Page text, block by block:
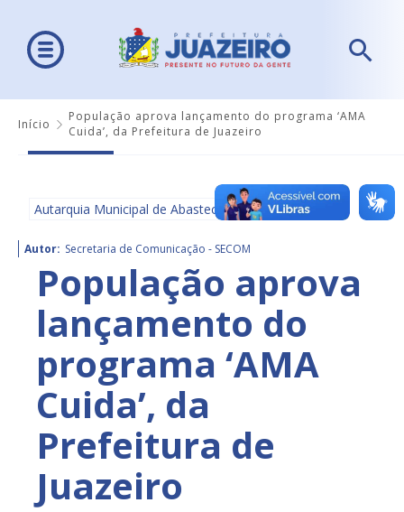
Início
População aprova lançamento do programa ‘AMA
Cuida’, da Prefeitura de Juazeiro
Autarquia Municipal de Abastecimento - AMA
Autor: Secretaria de Comunicação - SECOM
População aprova
lançamento do
programa ‘AMA
Cuida’, da
Prefeitura de
Juazeiro